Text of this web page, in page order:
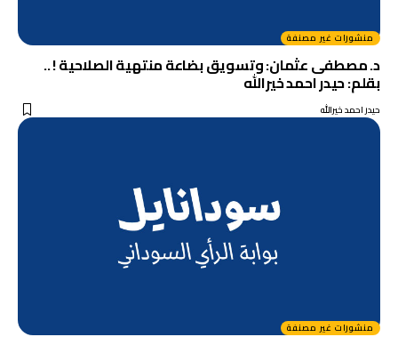
منشورات غير مصنفة
د. مصطفى عثمان: وتسويق بضاعة منتهية الصلاحية ! ..
بقلم: حيدر احمد خيرالله
حيدر احمد خيرالله
منشورات غير مصنفة